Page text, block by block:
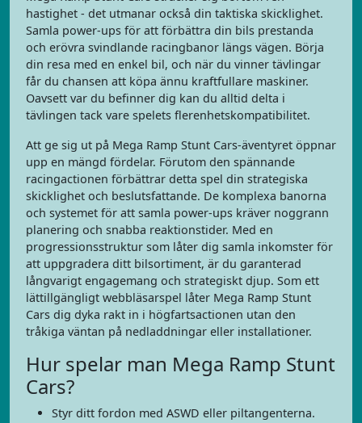
hastighet - det utmanar också din taktiska skicklighet.
Samla power-ups för att förbättra din bils prestanda
och erövra svindlande racingbanor längs vägen. Börja
din resa med en enkel bil, och när du vinner tävlingar
får du chansen att köpa ännu kraftfullare maskiner.
Oavsett var du befinner dig kan du alltid delta i
tävlingen tack vare spelets flerenhetskompatibilitet.
Att ge sig ut på Mega Ramp Stunt Cars-äventyret öppnar
upp en mängd fördelar. Förutom den spännande
racingactionen förbättrar detta spel din strategiska
skicklighet och beslutsfattande. De komplexa banorna
och systemet för att samla power-ups kräver noggrann
planering och snabba reaktionstider. Med en
progressionsstruktur som låter dig samla inkomster för
att uppgradera ditt bilsortiment, är du garanterad
långvarigt engagemang och strategiskt djup. Som ett
lättillgängligt webbläsarspel låter Mega Ramp Stunt
Cars dig dyka rakt in i högfartsactionen utan den
tråkiga väntan på nedladdningar eller installationer.
Hur spelar man Mega Ramp Stunt
Cars?
Styr ditt fordon med ASWD eller piltangenterna.